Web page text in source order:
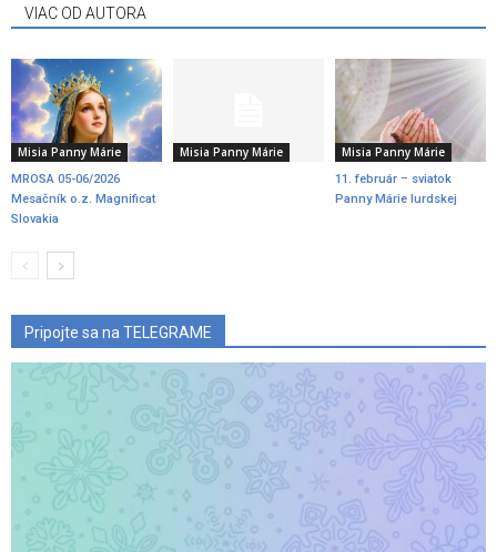
VIAC OD AUTORA
Misia Panny Márie
MROSA 05-06/2026
Mesačník o.z. Magnificat
Slovakia
Misia Panny Márie Misia Panny Márie
11. február – sviatok
Panny Márie lurdskej
Pripojte sa na TELEGRAME